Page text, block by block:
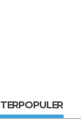
TERPOPULER